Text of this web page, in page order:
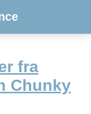
fra
Chunky